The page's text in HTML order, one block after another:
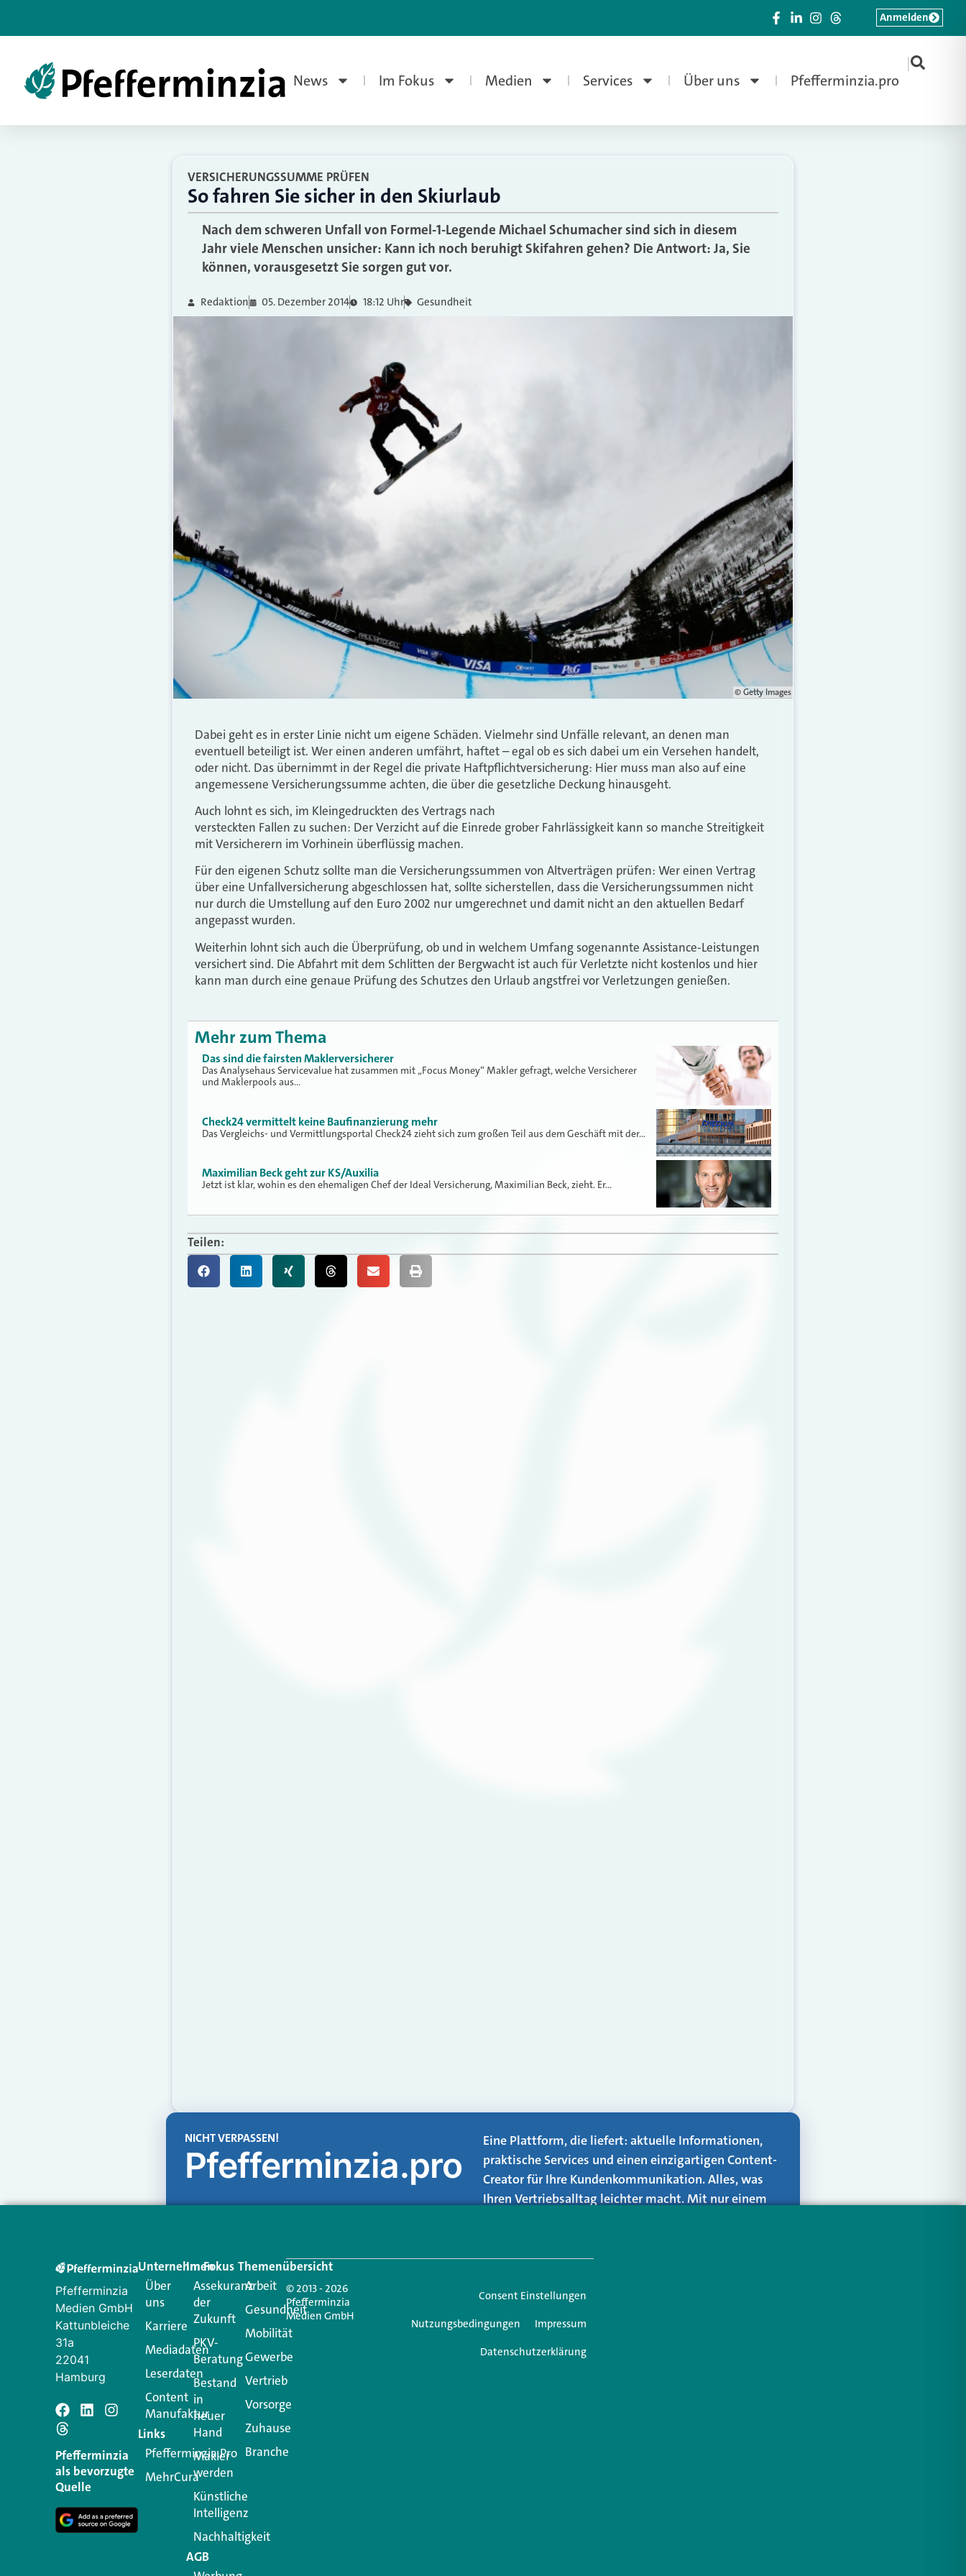
News Im Fokus Medien Services Über uns Pfefferminzia.pro
|
Anmelden
VERSICHERUNGSSUMME PRÜFEN
So fahren Sie sicher in den Skiurlaub
Nach dem schweren Unfall von Formel-1-Legende Michael Schumacher sind sich in diesem
Jahr viele Menschen unsicher: Kann ich noch beruhigt Skifahren gehen? Die Antwort: Ja, Sie
können, vorausgesetzt Sie sorgen gut vor.
Redaktion 05. Dezember 2014 18:12 Uhr Gesundheit
© Getty Images
Dabei geht es in erster Linie nicht um eigene Schäden. Vielmehr sind Unfälle relevant, an denen man
eventuell beteiligt ist. Wer einen anderen umfährt, haftet – egal ob es sich dabei um ein Versehen handelt,
oder nicht. Das übernimmt in der Regel die private Haftpflichtversicherung: Hier muss man also auf eine
angemessene Versicherungssumme achten, die über die gesetzliche Deckung hinausgeht.
Auch lohnt es sich, im Kleingedruckten des Vertrags nach
versteckten Fallen zu suchen: Der Verzicht auf die Einrede grober Fahrlässigkeit kann so manche Streitigkeit
mit Versicherern im Vorhinein überflüssig machen.
Für den eigenen Schutz sollte man die Versicherungssummen von Altverträgen prüfen: Wer einen Vertrag
über eine Unfallversicherung abgeschlossen hat, sollte sicherstellen, dass die Versicherungssummen nicht
nur durch die Umstellung auf den Euro 2002 nur umgerechnet und damit nicht an den aktuellen Bedarf
angepasst wurden.
Weiterhin lohnt sich auch die Überprüfung, ob und in welchem Umfang sogenannte Assistance-Leistungen
versichert sind. Die Abfahrt mit dem Schlitten der Bergwacht ist auch für Verletzte nicht kostenlos und hier
kann man durch eine genaue Prüfung des Schutzes den Urlaub angstfrei vor Verletzungen genießen.
Mehr zum Thema
Das sind die fairsten Maklerversicherer
Das Analysehaus Servicevalue hat zusammen mit „Focus Money“ Makler gefragt, welche Versicherer
und Maklerpools aus…
Check24 vermittelt keine Baufinanzierung mehr
Das Vergleichs- und Vermittlungsportal Check24 zieht sich zum großen Teil aus dem Geschäft mit der…
Maximilian Beck geht zur KS/Auxilia
Jetzt ist klar, wohin es den ehemaligen Chef der Ideal Versicherung, Maximilian Beck, zieht. Er…
Teilen:
NICHT VERPASSEN!
Pfefferminzia.pro
Eine Plattform, die liefert: aktuelle Informationen,
praktische Services und einen einzigartigen Content-
Creator für Ihre Kundenkommunikation. Alles, was
Ihren Vertriebsalltag leichter macht. Mit nur einem
Schreiben Sie einen Kommentar
Ihre E-Mail-Adresse wird nicht veröffentlicht.
Kommentar
Pfefferminzia
Medien GmbH
Kattunbleiche
31a
22041
Hamburg
Pfefferminzia
als bevorzugte
Quelle
Unternehmen
Über
uns
Karriere
Mediadaten
Leserdaten
Content
Manufaktur
Links
Pfefferminzia.Pro
MehrCura
Im Fokus
Assekuranz
der
Zukunft
PKV-
Beratung
Bestand
in
neuer
Hand
Makler
werden
Künstliche
Intelligenz
Nachhaltigkeit
AGB
Themenübersicht
Arbeit
Gesundheit
Mobilität
Gewerbe
Vertrieb
Vorsorge
Zuhause
Branche
© 2013 - 2026
Pfefferminzia
Medien GmbH
Consent Einstellungen
Nutzungsbedingungen
Impressum
Datenschutzerklärung